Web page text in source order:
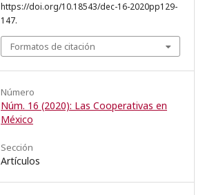
https://doi.org/10.18543/dec-16-2020pp129-
147.
Formatos de citación
Número
Núm. 16 (2020): Las Cooperativas en
México
Sección
Artículos